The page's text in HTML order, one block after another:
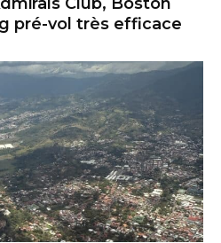
pré-vol très efficace